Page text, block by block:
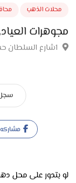
الذهب محافظة
سجل
مشاركه
لو بتدور على محل